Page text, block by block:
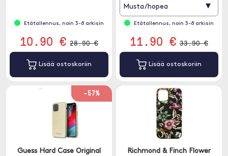
Etätallennus, noin 3-8 arkisin
10.90 € 28.90 €
Lisää ostoskoriin
Musta/hopea ▾
Etätallennus, noin 3-8 arkisin
11.90 € 33.90 €
Lisää ostoskoriin
-57%
Guess Hard Case Original
Richmond & Finch Flower